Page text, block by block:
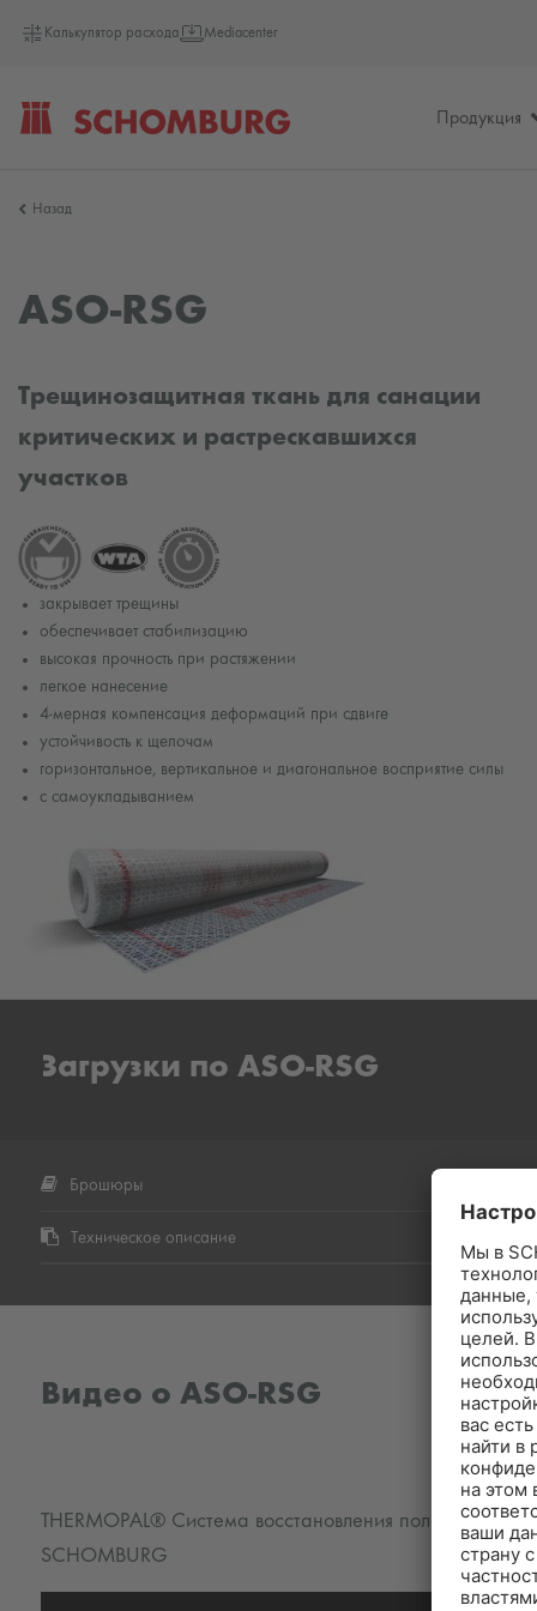
Калькулятор расхода Mediacenter
Продукция
Назад
ASO-RSG
Трещинозащитная ткань для санации
критических и растрескавшихся
участков
закрывает трещины
обеспечивает стабилизацию
высокая прочность при растяжении
легкое нанесение
4-мерная компенсация деформаций при сдвиге
устойчивость к щелочам
горизонтальное, вертикальное и диагональное восприятие силы
с самоукладыванием
Загрузки по ASO-RSG
Брошюры
Техническое описание
Видео о ASO-RSG
THERMOPAL® Система восстановления пола -
SCHOMBURG